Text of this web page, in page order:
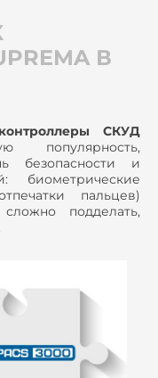
В
СКУД
популярность,
безопасности и
биометрические
пальцев)
подделать,